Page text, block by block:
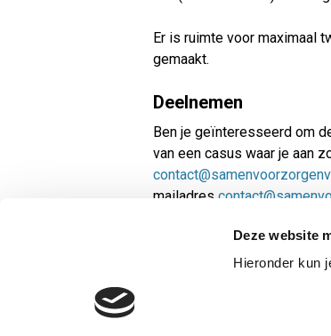
Deze website
Hieronder kun
Er is ruimte voor maximaal
gemaakt.
Deelnemen
Ben je geïnteresseerd om
van een casus waar je aan
mailadres